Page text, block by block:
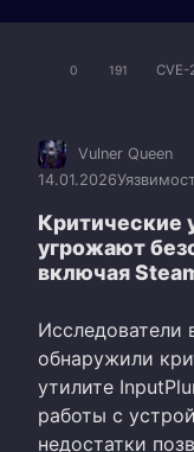
0 191 CVE-
Vulner Queen
14.01.2026
Критические
угрожают
включая
Исследователи
обнаружили
утилите
работы с
недостатки